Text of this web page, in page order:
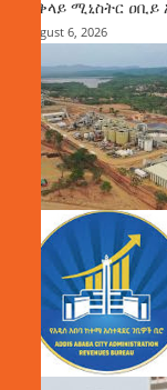
ጠቅላይ ሚኒስትር
August 6, 2026